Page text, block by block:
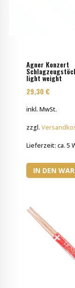
Agner Konzert
light weight
29,30 €
inkl. MwSt.
zzgl.
Lieferzeit: ca. 5
IN DEN